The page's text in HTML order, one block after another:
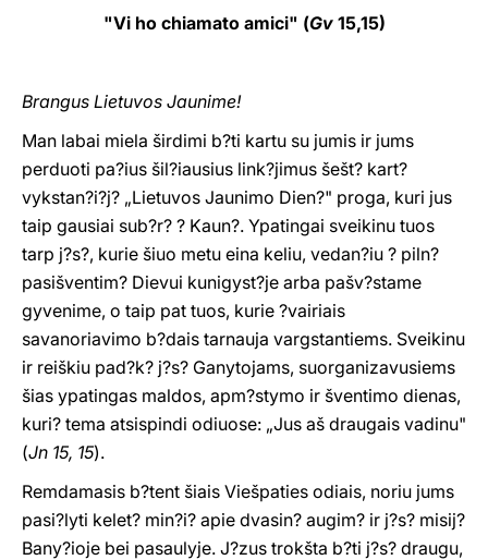
"Vi ho chiamato amici" (Gv15,15)
Brangus Lietuvos Jaunime!
Man labai miela širdimi b?ti kartu su jumis ir jums
perduoti pa?ius šil?iausius link?jimus šešt? kart?
vykstan?i?j? „Lietuvos Jaunimo Dien?" proga, kuri jus
taip gausiai sub?r? ? Kaun?. Ypatingai sveikinu tuos
tarp j?s?, kurie šiuo metu eina keliu, vedan?iu ? piln?
pasišventim? Dievui kunigyst?je arba pašv?stame
gyvenime, o taip pat tuos, kurie ?vairiais
savanoriavimo b?dais tarnauja vargstantiems. Sveikinu
ir reiškiu pad?k? j?s? Ganytojams, suorganizavusiems
šias ypatingas maldos, apm?stymo ir šventimo dienas,
kuri? tema atsispindi odiuose: „Jus aš draugais vadinu"
(Jn 15, 15).
Remdamasis b?tent šiais Viešpaties odiais, noriu jums
pasi?lyti kelet? min?i? apie dvasin? augim? ir j?s? misij?
Bany?ioje bei pasaulyje. J?zus trokšta b?ti j?s? draugu,